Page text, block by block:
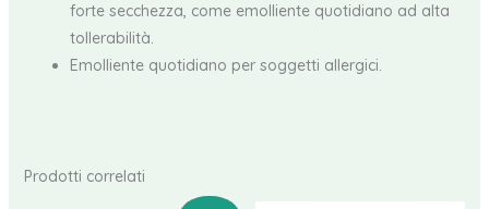
forte secchezza, come emolliente quotidiano ad alta
tollerabilità.
Emolliente quotidiano per soggetti allergici.
Prodotti correlati